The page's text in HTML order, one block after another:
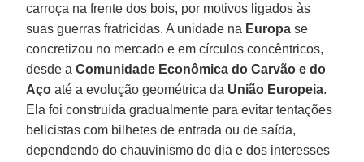
carroça na frente dos bois, por motivos ligados às
suas guerras fratricidas. A unidade na Europa se
concretizou no mercado e em círculos concêntricos,
desde aComunidade Econômica do Carvão e do
Aço até a evolução geométrica da União Europeia.
Ela foi construída gradualmente para evitar tentações
belicistas com bilhetes de entrada ou de saída,
dependendo do chauvinismo do dia e dos interesses